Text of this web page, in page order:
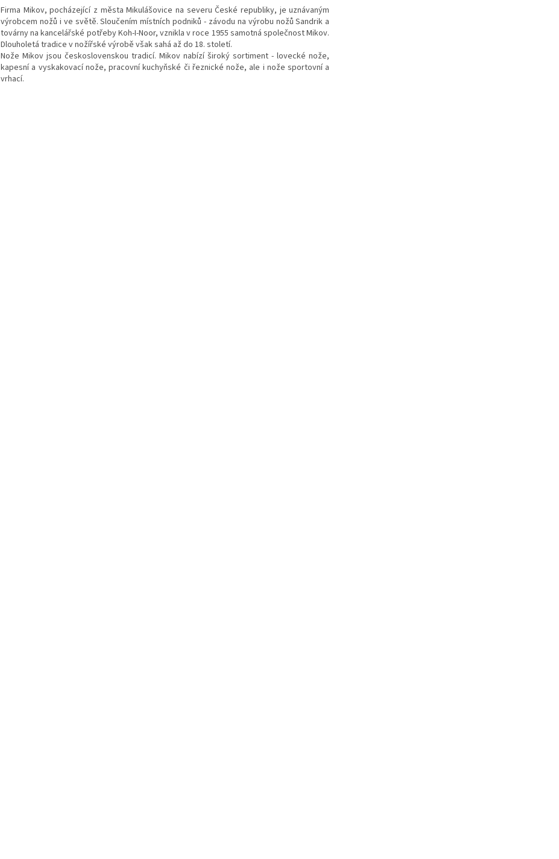
Firma Mikov, pocházející z města Mikulášovice na severu České republiky, je uznávaným
výrobcem nožů i ve světě. Sloučením místních podniků - závodu na výrobu nožů Sandrik a
továrny na kancelářské potřeby Koh-I-Noor, vznikla v roce 1955 samotná společnost Mikov.
Dlouholetá tradice v nožířské výrobě však sahá až do 18. století.
Nože Mikov jsou československou tradicí. Mikov nabízí široký sortiment - lovecké nože,
kapesní a vyskakovací nože, pracovní kuchyňské či řeznické nože, ale i nože sportovní a
vrhací.